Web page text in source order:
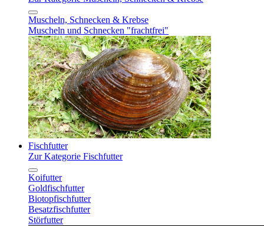
Muscheln, Schnecken & Krebse
Muscheln und Schnecken "frachtfrei"
Fischfutter
Zur Kategorie Fischfutter
Koifutter
Goldfischfutter
Biotopfischfutter
Besatzfischfutter
Störfutter